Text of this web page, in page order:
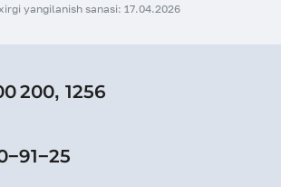
yangilanish sanasi: 17.04.2026
200, 1256